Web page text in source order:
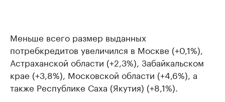
Меньше всего размер выданных
потребкредитов увеличился в Москве (+0,1%),
Астраханской области (+2,3%), Забайкальском
крае (+3,8%), Московской области (+4,6%), а
также Республике Саха (Якутия) (+8,1%).